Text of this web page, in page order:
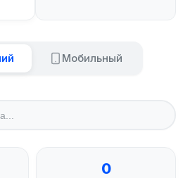
Мобильный
0